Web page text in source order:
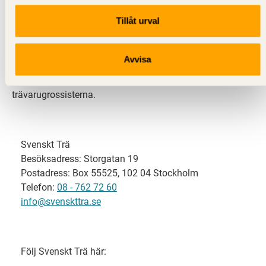
Tillåt urval
Avvisa
Svenskt Trä representerar svensk sågverksindustri
och är en del av branschorganisationen
svensk limträ-, KL-trä- och förpackningsindustri samt
trävarugrossisterna.
Svenskt Trä
Besöksadress: Storgatan 19
Postadress: Box 55525, 102 04 Stockholm
Telefon: 08 - 762 72 60
info@svenskttra.se
Följ Svenskt Trä här: